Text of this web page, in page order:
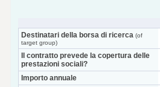
Destinatari della borsa di ricerca (of
target group)
Il contratto prevede la copertura delle
prestazioni sociali?
Importo annuale